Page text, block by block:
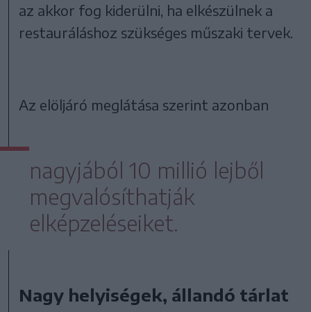
az akkor fog kiderülni, ha elkészülnek a
restauráláshoz szükséges műszaki tervek.
Az elöljáró meglátása szerint azonban
nagyjából 10 millió lejből
megvalósíthatják
elképzeléseiket.
Nagy helyiségek, állandó tárlat